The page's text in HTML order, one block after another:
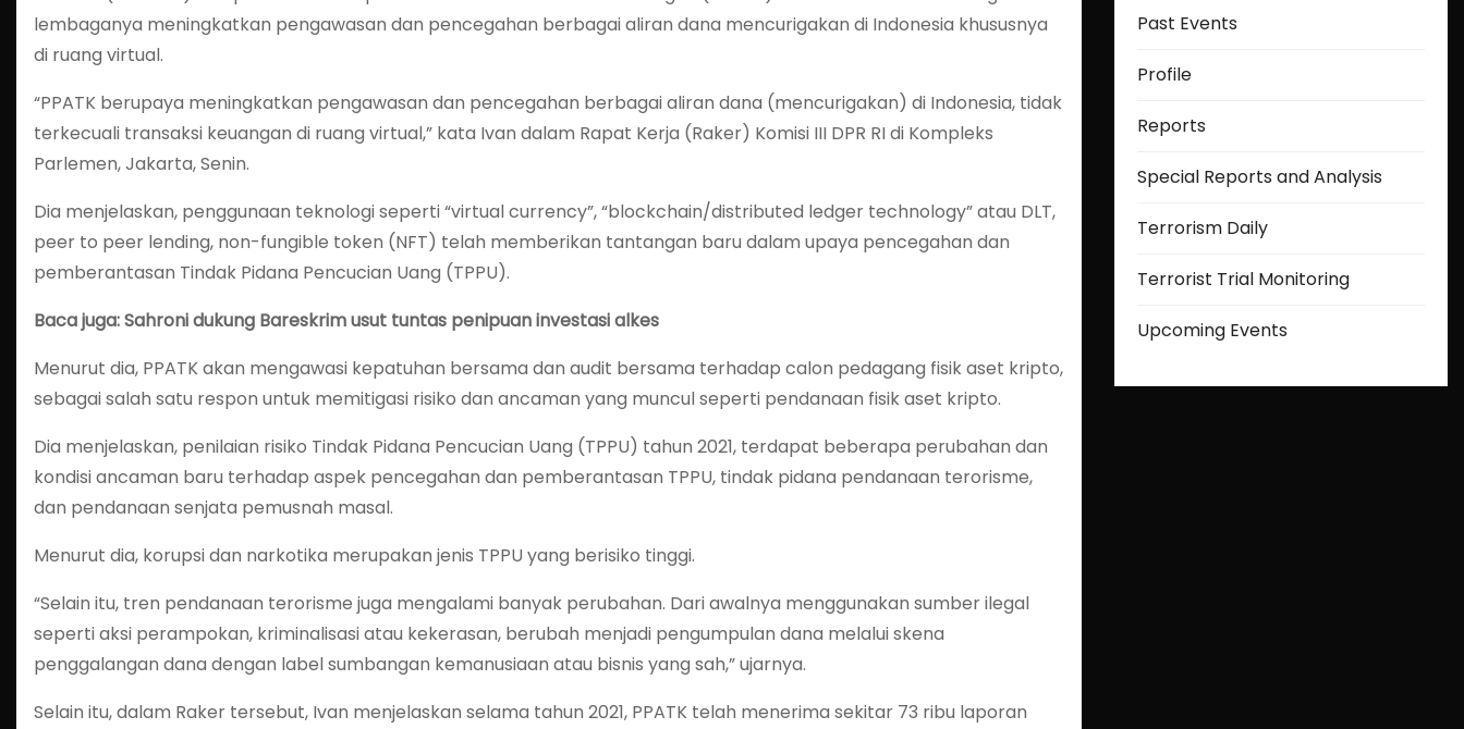
lembaganya meningkatkan pengawasan dan pencegahan berbagai aliran dana mencurigakan di Indonesia khususnya
di ruang virtual.
“PPATK berupaya meningkatkan pengawasan dan pencegahan berbagai aliran dana (mencurigakan) di Indonesia, tidak
terkecuali transaksi keuangan di ruang virtual,” kata Ivan dalam Rapat Kerja (Raker) Komisi III DPR RI di Kompleks
Parlemen, Jakarta, Senin.
Dia menjelaskan, penggunaan teknologi seperti “virtual currency”, “blockchain/distributed ledger technology” atau DLT,
peer to peer lending, non-fungible token (NFT) telah memberikan tantangan baru dalam upaya pencegahan dan
pemberantasan Tindak Pidana Pencucian Uang (TPPU).
Baca juga: Sahroni dukung Bareskrim usut tuntas penipuan investasi alkes
Menurut dia, PPATK akan mengawasi kepatuhan bersama dan audit bersama terhadap calon pedagang fisik aset kripto,
sebagai salah satu respon untuk memitigasi risiko dan ancaman yang muncul seperti pendanaan fisik aset kripto.
Dia menjelaskan, penilaian risiko Tindak Pidana Pencucian Uang (TPPU) tahun 2021, terdapat beberapa perubahan dan
kondisi ancaman baru terhadap aspek pencegahan dan pemberantasan TPPU, tindak pidana pendanaan terorisme,
dan pendanaan senjata pemusnah masal.
Menurut dia, korupsi dan narkotika merupakan jenis TPPU yang berisiko tinggi.
“Selain itu, tren pendanaan terorisme juga mengalami banyak perubahan. Dari awalnya menggunakan sumber ilegal
seperti aksi perampokan, kriminalisasi atau kekerasan, berubah menjadi pengumpulan dana melalui skena
penggalangan dana dengan label sumbangan kemanusiaan atau bisnis yang sah,” ujarnya.
Selain itu, dalam Raker tersebut, Ivan menjelaskan selama tahun 2021, PPATK telah menerima sekitar 73 ribu laporan
Past Events
Profile
Reports
Special Reports and Analysis
Terrorism Daily
Terrorist Trial Monitoring
Upcoming Events